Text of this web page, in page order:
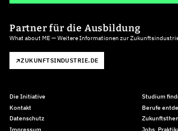
Partner für die Ausbildung
What about ME — Weitere Informationen zur
ZUKUNFTSINDUSTRIE.DE
Die Initiative
Kontakt
Datenschutz
Studium
Berufe